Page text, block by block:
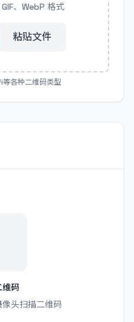
、WebP 格式
粘贴文件
等各种二维码类型
维码
头扫描二维码